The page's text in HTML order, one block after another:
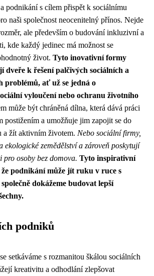
podnikání s cílem přispět k sociálnímu
naši společnost neocenitelný přínos. Nejde
ale především o budování inkluzivní a
kde každý jedinec má možnost se
život. Tyto inovativní formy
dveře k řešení palčivých sociálních a
problémů, ať už se jedná o
vyloučení nebo ochranu životního
může být chráněná dílna, která dává práci
postižením a umožňuje jim zapojit se do
a žít aktivním životem. Nebo sociální firmy,
ekologické zemědělství a zároveň poskytují
osoby bez domova. Tyto inspirativní
podnikání může jít ruku v ruce s
dokážeme budovat lepší
podniků
setkáváme s rozmanitou škálou sociálních
kreativitu a odhodlání zlepšovat